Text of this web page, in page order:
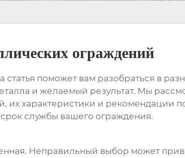
ограждений
поможет вам разобраться в
и желаемый результат. Мы
, их характеристики и рекомендации
службы вашего ограждения.
Неправильный выбор может